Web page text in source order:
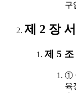
구
제 2 장
제 5
①
육